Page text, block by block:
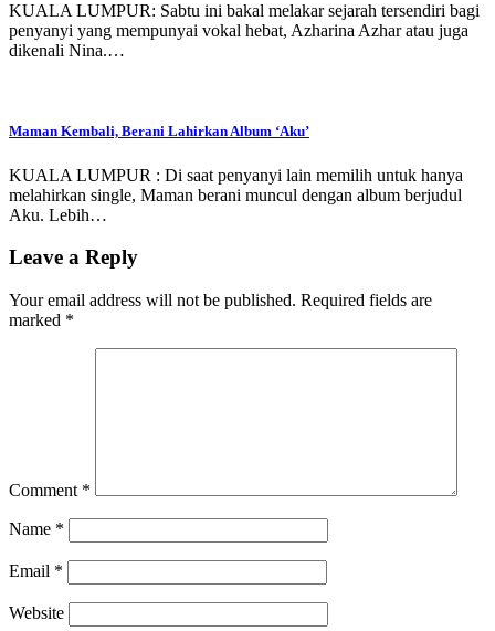
KUALA LUMPUR: Sabtu ini bakal melakar sejarah tersendiri bagi
penyanyi yang mempunyai vokal hebat, Azharina Azhar atau juga
dikenali Nina.…
Maman Kembali, Berani Lahirkan Album ‘Aku’
KUALA LUMPUR : Di saat penyanyi lain memilih untuk hanya
melahirkan single, Maman berani muncul dengan album berjudul
Aku. Lebih…
Leave a Reply
Your email address will not be published. Required fields are
marked *
Comment *
Name *
Email *
Website